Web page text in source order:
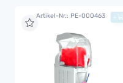
Artikel-Nr.: PE-000463 +